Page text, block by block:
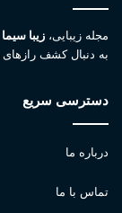
مجله زیبایی، زیبا سیما
به دنبال کشف رازهای
دسترسی سریع
درباره ما
تماس با ما